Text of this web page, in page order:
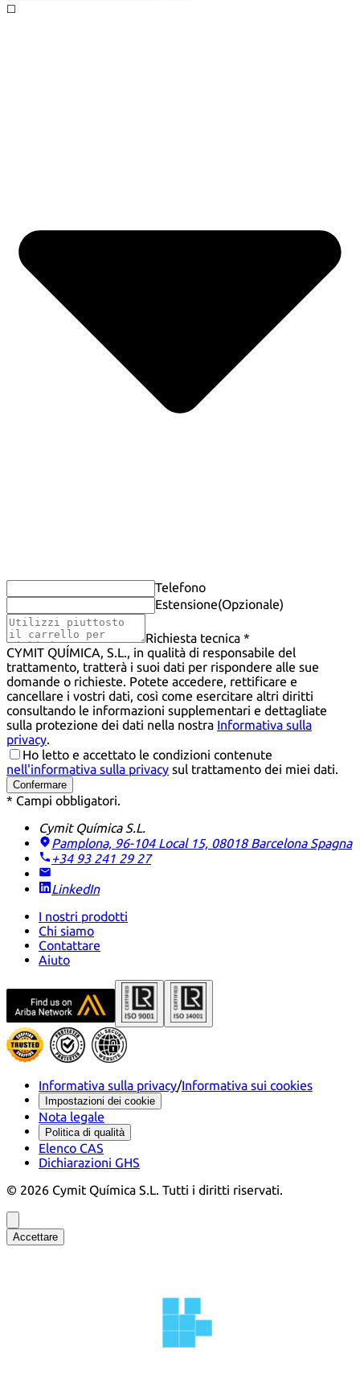
◻️
Telefono
Estensione(Opzionale)
Richiesta tecnica *
CYMIT QUÍMICA, S.L., in qualità di responsabile del
trattamento, tratterà i suoi dati per rispondere alle sue
domande o richieste. Potete accedere, rettificare e
cancellare i vostri dati, così come esercitare altri diritti
consultando le informazioni supplementari e dettagliate
sulla protezione dei dati nella nostra Informativa sulla
privacy.
Ho letto e accettato le condizioni contenute
nell'informativa sulla privacy sul trattamento dei miei dati.
Confermare
* Campi obbligatori.
Cymit Química S.L.
Pamplona, 96-104 Local 15, 08018 Barcelona Spagna
+34 93 241 29 27
LinkedIn
I nostri prodotti
Chi siamo
Contattare
Aiuto
Informativa sulla privacy/Informativa sui cookies
Impostazioni dei cookie
Nota legale
Politica di qualità
Elenco CAS
Dichiarazioni GHS
© 2026 Cymit Química S.L. Tutti i diritti riservati.
Accettare